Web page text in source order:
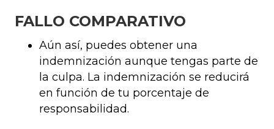
FALLO COMPARATIVO
Aún así, puedes obtener una
indemnización aunque tengas parte de
la culpa. La indemnización se reducirá
en función de tu porcentaje de
responsabilidad.